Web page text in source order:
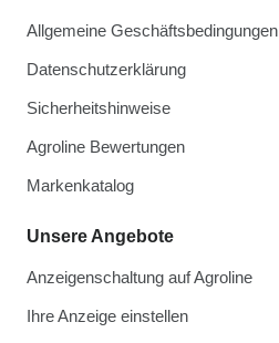
Allgemeine Geschäftsbedingungen
Datenschutzerklärung
Sicherheitshinweise
Agroline Bewertungen
Markenkatalog
Unsere Angebote
Anzeigenschaltung auf Agroline
Ihre Anzeige einstellen